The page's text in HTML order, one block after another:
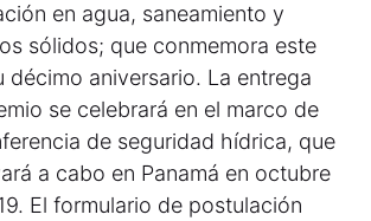
en agua, saneamiento y
sólidos; que conmemora este
décimo aniversario. La entrega
se celebrará en el marco de
de seguridad hídrica, que
a cabo en Panamá en octubre
El formulario de postulación